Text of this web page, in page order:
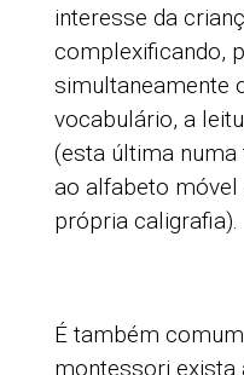
interesse da
complexificando,
simultaneamente
vocabulário, a
(esta última
ao alfabeto
própria caligrafia).
É também
montessori exista